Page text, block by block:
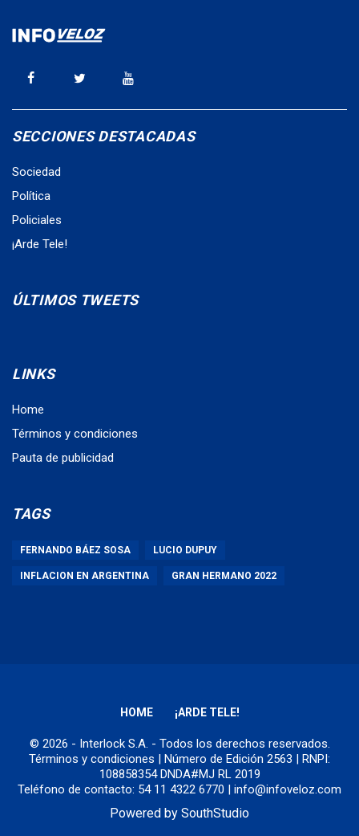
SECCIONES DESTACADAS
Sociedad
Política
Policiales
¡Arde Tele!
ÚLTIMOS TWEETS
LINKS
Home
Términos y condiciones
Pauta de publicidad
TAGS
FERNANDO BÁEZ SOSA LUCIO DUPUY
INFLACION EN ARGENTINA GRAN HERMANO 2022
HOME ¡ARDE TELE!
© 2026 - Interlock S.A. - Todos los derechos reservados.
Términos y condiciones | Número de Edición 2563 | RNPI:
108858354 DNDA#MJ RL 2019
Teléfono de contacto: 54 11 4322 6770 | info@infoveloz.com
Powered by SouthStudio